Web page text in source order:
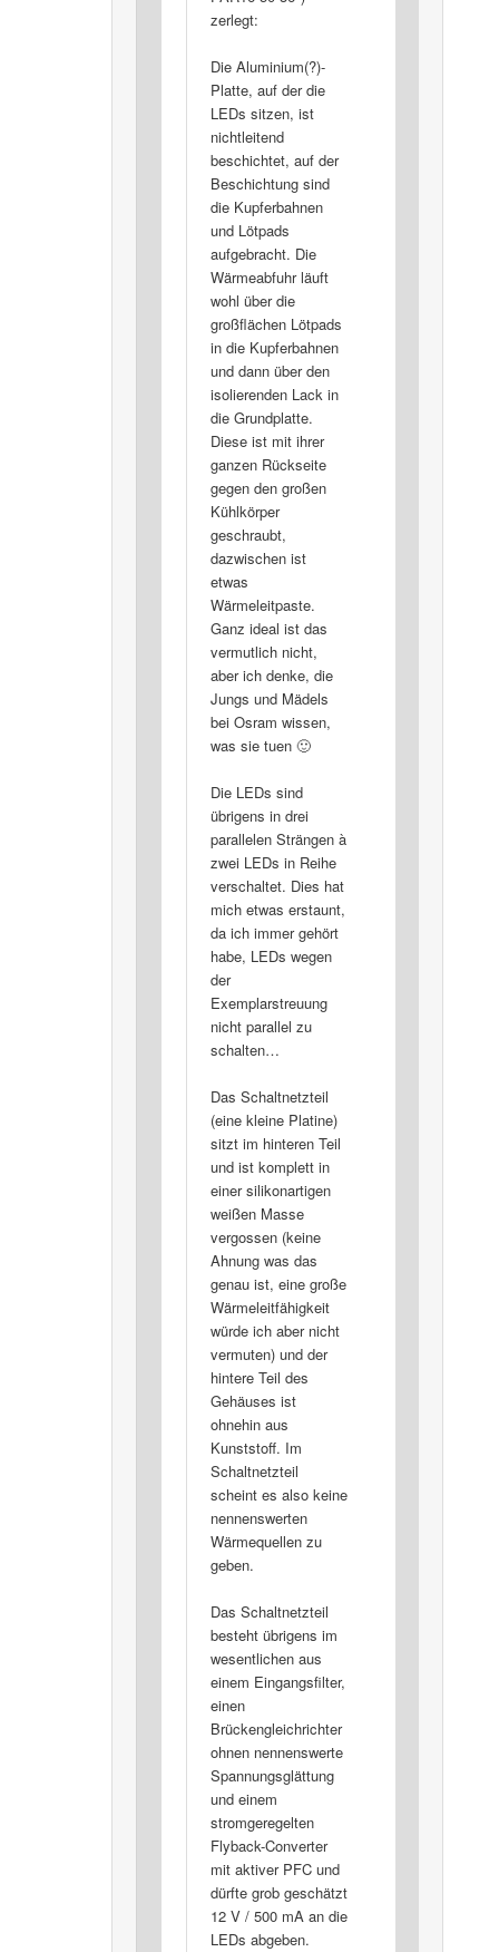
zerlegt:
Die Aluminium(?)-
Platte, auf der die
LEDs sitzen, ist
nichtleitend
beschichtet, auf der
Beschichtung sind
die Kupferbahnen
und Lötpads
aufgebracht. Die
Wärmeabfuhr läuft
wohl über die
großflächen Lötpads
in die Kupferbahnen
und dann über den
isolierenden Lack in
die Grundplatte.
Diese ist mit ihrer
ganzen Rückseite
gegen den großen
Kühlkörper
geschraubt,
dazwischen ist
etwas
Wärmeleitpaste.
Ganz ideal ist das
vermutlich nicht,
aber ich denke, die
Jungs und Mädels
bei Osram wissen,
was sie tuen 🙂
Die LEDs sind
übrigens in drei
parallelen Strängen à
zwei LEDs in Reihe
verschaltet. Dies hat
mich etwas erstaunt,
da ich immer gehört
habe, LEDs wegen
der
Exemplarstreuung
nicht parallel zu
schalten…
Das Schaltnetzteil
(eine kleine Platine)
sitzt im hinteren Teil
und ist komplett in
einer silikonartigen
weißen Masse
vergossen (keine
Ahnung was das
genau ist, eine große
Wärmeleitfähigkeit
würde ich aber nicht
vermuten) und der
hintere Teil des
Gehäuses ist
ohnehin aus
Kunststoff. Im
Schaltnetzteil
scheint es also keine
nennenswerten
Wärmequellen zu
geben.
Das Schaltnetzteil
besteht übrigens im
wesentlichen aus
einem Eingangsfilter,
einen
Brückengleichrichter
ohnen nennenswerte
Spannungsglättung
und einem
stromgeregelten
Flyback-Converter
mit aktiver PFC und
dürfte grob geschätzt
12 V / 500 mA an die
LEDs abgeben.